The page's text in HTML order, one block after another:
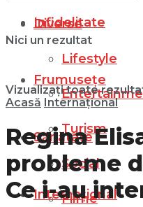
Diverse
Lifestyle
Turism
Social
Filme
Infidelitate
Frumusețe
Sănătate
Internațional
Nici un rezultat
Vizualizați toate
Acasă Internațional
Regina
probleme
Ce i-au